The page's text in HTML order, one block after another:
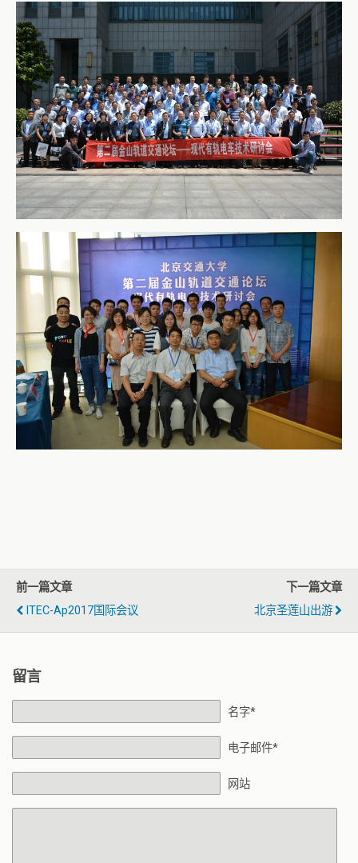
前一篇文章
ITEC-Ap2017国际会议
下一篇文章
北京圣莲山出游
留言
名字*
电子邮件*
网站